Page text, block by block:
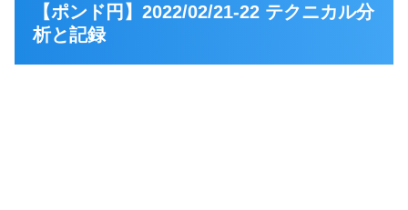
【ポンド円】2022/02/21-22 テクニカル分
析と記録